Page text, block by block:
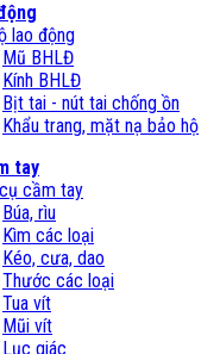
lao động
Mũ BHLĐ
Kính BHLĐ
Bịt tai - nút tai chống ồn
Khẩu trang, mặt nạ bảo hộ
tay
cầm tay
Búa, rìu
Kìm các loại
Kéo, cưa, dao
Thước các loại
Tua vít
Mũi vít
Lục giác